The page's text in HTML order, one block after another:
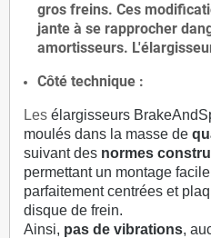
gros freins. Ces
jante à se rapprocher
amortisseurs.
Côté technique :
Les élargisseurs
moulés dans la masse de
suivant des normes
permettant un montage
parfaitement centrées et
disque de frein.
Ainsi, pas de vibrations,